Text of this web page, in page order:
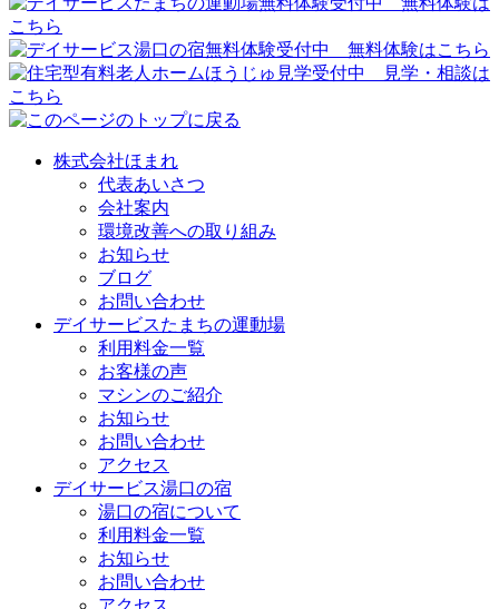
株式会社ほまれ
代表あいさつ
会社案内
環境改善への取り組み
お知らせ
ブログ
お問い合わせ
デイサービスたまちの運動場
利用料金一覧
お客様の声
マシンのご紹介
お知らせ
お問い合わせ
アクセス
デイサービス湯口の宿
湯口の宿について
利用料金一覧
お知らせ
お問い合わせ
アクセス